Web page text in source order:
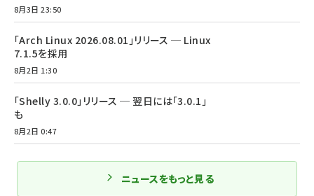
8月3日 23:50
「Arch Linux 2026.08.01」リリース ─ Linux
7.1.5を採用
8月2日 1:30
「Shelly 3.0.0」リリース ─ 翌日には「3.0.1」
も
8月2日 0:47
ニュースをもっと見る